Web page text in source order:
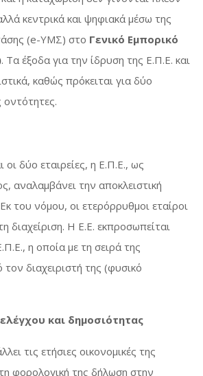
κεντρικά και ψηφιακά μέσω της
(e-ΥΜΣ) στο Γενικό Εμπορικό
. Τα έξοδα για την ίδρυση της Ε.Π.Ε. και
καθώς πρόκειται για δύο
οντότητες.
οι δύο εταιρείες, η Ε.Π.Ε., ως
αναλαμβάνει την αποκλειστική
του νόμου, οι ετερόρρυθμοι εταίροι
διαχείριση. Η Ε.Ε. εκπροσωπείται
η οποία με τη σειρά της
διαχειριστή της (φυσικό
και δημοσιότητας
τις ετήσιες οικονομικές της
φορολογική της δήλωση στην